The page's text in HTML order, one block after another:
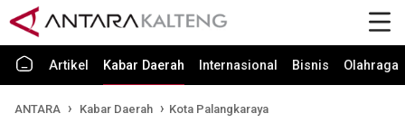
Artikel Kabar Daerah Internasional Bisnis Olahraga
ANTARA Kabar Daerah Kota Palangkaraya